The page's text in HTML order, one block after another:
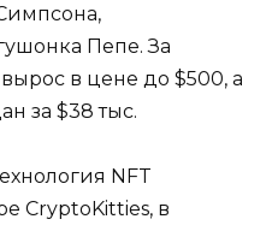
Пепе. За
в цене до $500, а
за $38 тыс.
NFT
CryptoKitties, в